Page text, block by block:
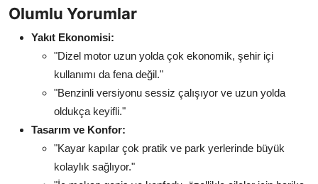
Olumlu Yorumlar
Yakıt Ekonomisi:
"Dizel motor uzun yolda çok ekonomik, şehir içi
kullanımı da fena değil."
"Benzinli versiyonu sessiz çalışıyor ve uzun yolda
oldukça keyifli."
Tasarım ve Konfor:
"Kayar kapılar çok pratik ve park yerlerinde büyük
kolaylık sağlıyor."